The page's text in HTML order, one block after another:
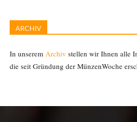
ARCHIV
In unserem Archiv stellen wir Ihnen alle
die seit Gründung der MünzenWoche